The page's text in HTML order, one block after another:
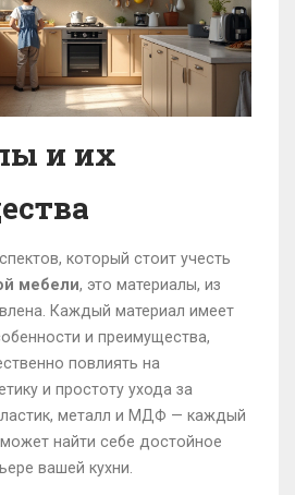
и их
который стоит учесть
мебели, это материалы, из
Каждый материал имеет
и преимущества,
повлиять на
и простоту ухода за
металл и МДФ — каждый
найти себе достойное
вашей кухни.